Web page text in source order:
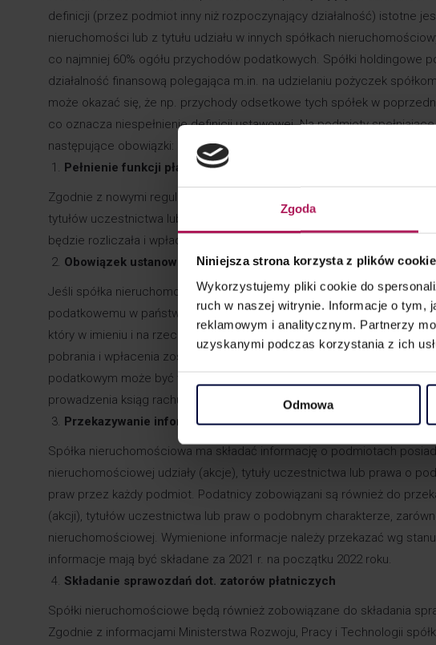
Zgoda
Niniejsza strona korzysta z plików cookie
Wykorzystujemy pliki cookie do
ruch w naszej witrynie. Informacje o tym,
reklamowym i analitycznym. Partnerzy
uzyskanymi podczas korzystania z ich
Odmowa
definicji (przez podmiot inny niż rozpoczynający działalność) istotne
nieruchomości lub z tytułu udziału w innych spółkach
co najmniej 60% ogółu przychodów podatkowych. Spółki holdingowe
działalność finansową polegająca m.in. na udzielaniu pożyczek
może okazać się, że np. przychody odsetkowe tych spółek w
co oznacza niespełnienie definicji ustawowej. Na podmioty
następujące obowiązki:
Pełnienie funkcji płatnika podatku dochodowego
Zgodnie z nowymi regulacjami, w przypadku przeniesienia co najmniej
tytułów uczestnictwa lub praw o podobnym charakterze w spółce
będzie rozliczała i wpłacała spółka nieruchomościowa, a nie zbywca.
Obowiązek ustanowienia przedstawiciela podatkowego
Jeśli spółka nieruchomościowa nie posiada siedziby lub zarządu w
podatkowemu w państwie członkowskim UE lub w innym państwie
który w imieniu i na rzecz spółki pełni rolę płatnika. Odpowiada on
pobrania i wpłacenia został ustanowiony. Nieustanowienie
podatkowym może być wyłącznie podmiot uprawniony do
prowadzenia ksiąg rachunkowych.
Przekazywanie informacji o udziałowcach
Spółka nieruchomościowa ma składać informację o podmiotach
nieruchomościowej udziały (akcje), tytuły uczestnictwa lub prawa o
praw przez każdy podmiot. Podatnicy zobowiązani są również do
(akcji), tytułów uczestnictwa lub praw o podobnym charakterze,
nieruchomościowej. Wymienione informacje należy przekazać wg
informacje mają być składane za 2021 r. na początku 2022 roku.
Składanie sprawozdań dot. zatorów płatniczych
Spółki nieruchomościowe będą również zobowiązane do składania
Zgodnie z informacjami Ministerstwa Rozwoju, Pracy i Technologii